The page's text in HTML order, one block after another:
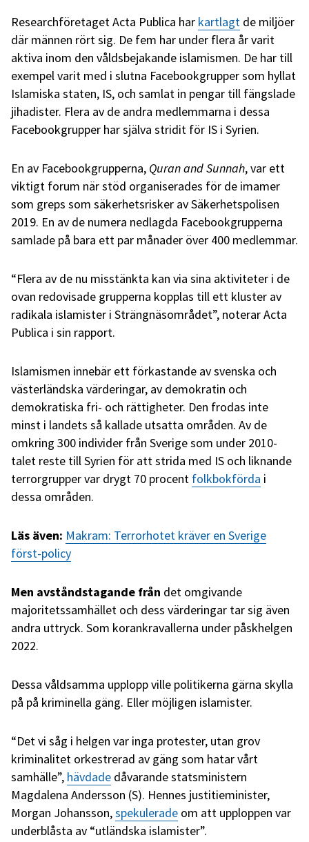
Researchföretaget Acta Publica har kartlagt de miljöer
där männen rört sig. De fem har under flera år varit
aktiva inom den våldsbejakande islamismen. De har till
exempel varit med i slutna Facebookgrupper som hyllat
Islamiska staten, IS, och samlat in pengar till fängslade
jihadister. Flera av de andra medlemmarna i dessa
Facebookgrupper har själva stridit för IS i Syrien.
En av Facebookgrupperna, Quran and Sunnah, var ett
viktigt forum när stöd organiserades för de imamer
som greps som säkerhetsrisker av Säkerhetspolisen
2019. En av de numera nedlagda Facebookgrupperna
samlade på bara ett par månader över 400 medlemmar.
“Flera av de nu misstänkta kan via sina aktiviteter i de
ovan redovisade grupperna kopplas till ett kluster av
radikala islamister i Strängnäsområdet”, noterar Acta
Publica i sin rapport.
Islamismen innebär ett förkastande av svenska och
västerländska värderingar, av demokratin och
demokratiska fri- och rättigheter. Den frodas inte
minst i landets så kallade utsatta områden. Av de
omkring 300 individer från Sverige som under 2010-
talet reste till Syrien för att strida med IS och liknande
terrorgrupper var drygt 70 procent folkbokförda i
dessa områden.
Läs även: Makram: Terrorhotet kräver en Sverige
först-policy
Men avståndstagande från det omgivande
majoritetssamhället och dess värderingar tar sig även
andra uttryck. Som korankravallerna under påskhelgen
2022.
Dessa våldsamma upplopp ville politikerna gärna skylla
på på kriminella gäng. Eller möjligen islamister.
“Det vi såg i helgen var inga protester, utan grov
kriminalitet orkestrerad av gäng som hatar vårt
samhälle”, hävdade dåvarande statsministern
Magdalena Andersson (S). Hennes justitieminister,
Morgan Johansson,spekulerade om att upploppen var
underblåsta av “utländska islamister”.